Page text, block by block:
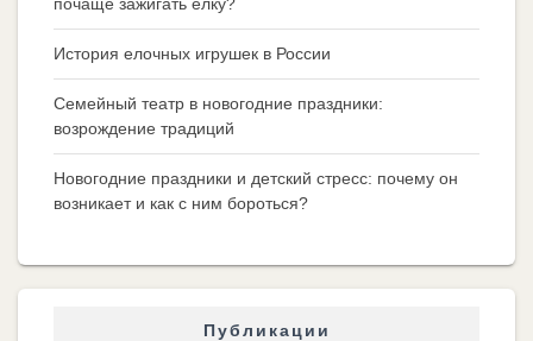
История елочных игрушек в России
Семейный театр в новогодние праздники:
возрождение традиций
Новогодние праздники и детский стресс: почему он
возникает и как с ним бороться?
Публикации